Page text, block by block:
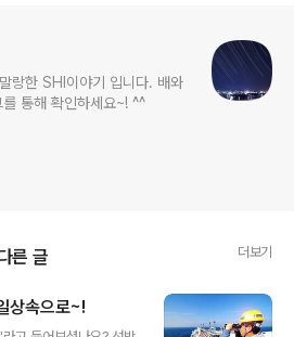
랑한 SHI이야기 입니다. 배와
통해 확인하세요~! ^^
른 글 더보기
상속으로~!